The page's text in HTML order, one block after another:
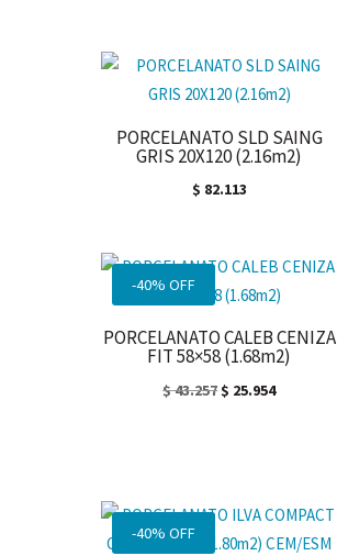
PORCELANATO SLD SAING
GRIS 20X120 (2.16m2)
$ 82.113
-40% OFF
PORCELANATO CALEB CENIZA
FIT 58×58 (1.68m2)
$43.257 El
$ 25.954El
-40% OFF